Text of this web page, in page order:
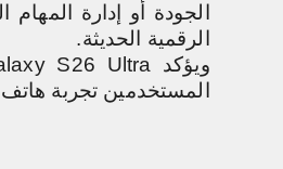
الجودة أو إدارة
الرقمية الحديثة.
ويؤكد S26 Ultra
المستخدمين تجربة هاتف